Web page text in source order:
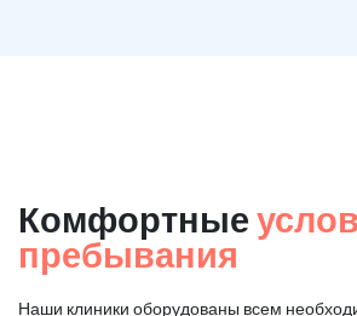
Комфортные
пребывания
Наши клиники оборудованы всем